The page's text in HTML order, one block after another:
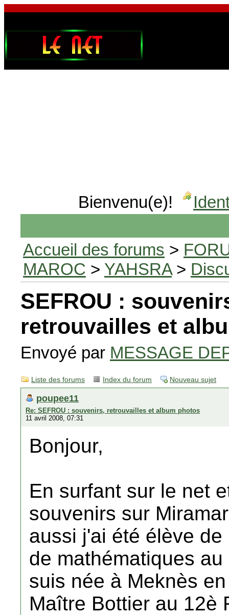
Bienvenu(e)!
Accueil des forums >
MAROC > YAHSRA>
SEFROU :
retrouvailles et
Envoyé par MESSAGE
Liste des forums Index du forum Nouveau sujet
poupee11
Re: SEFROU : souvenirs, retrouvailles et album photos
11 avril 2008, 07:31
Bonjour,
En surfant sur le net
souvenirs sur
aussi j'ai été élève
de mathématiques
suis née à Meknès
Maître Bottier au 12è